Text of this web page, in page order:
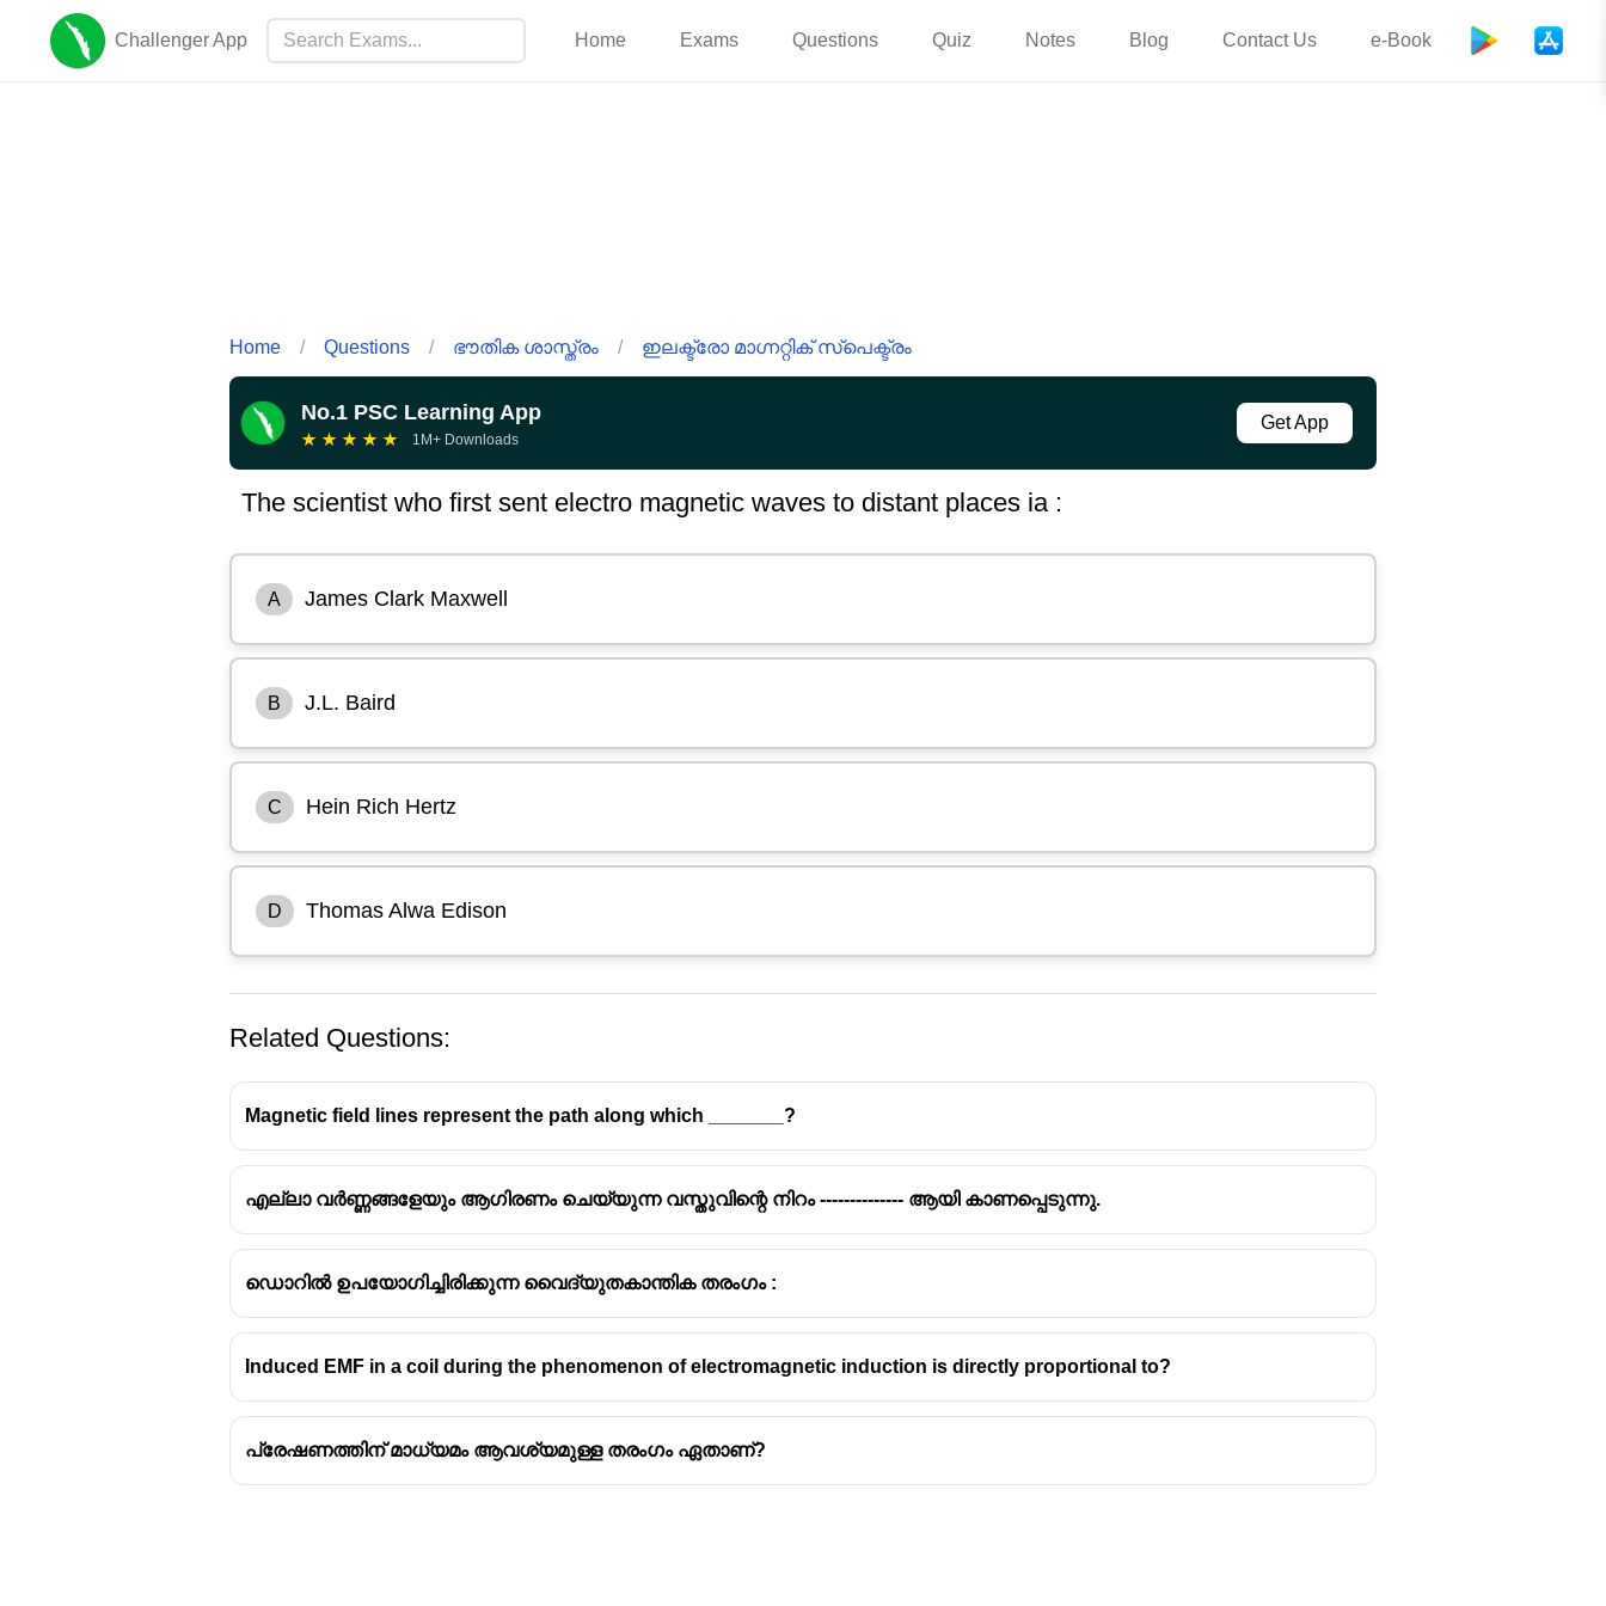
Challenger App Home Exams Questions Quiz Notes Blog Contact Us e-Book
Home / Questions / ഭൗതിക ശാസ്ത്രം / ഇലക്ട്രോ മാഗ്നറ്റിക് സ്പെക്ട്രം
No.1 PSC Learning App
★ ★ ★ ★ ★ 1M+ Downloads
Get App
The scientist who first sent electro magnetic waves to distant places ia :
A James Clark Maxwell
B J.L. Baird
C Hein Rich Hertz
D Thomas Alwa Edison
Related Questions:
Magnetic field lines represent the path along which _______?
എല്ലാ വർണ്ണങ്ങളേയും ആഗിരണം ചെയ്യുന്ന വസ്തുവിന്റെ നിറം -------------- ആയി കാണപ്പെടുന്നു.
ഡൊറിൽ ഉപയോഗിച്ചിരിക്കുന്ന വൈദ്യുതകാന്തിക തരംഗം :
Induced EMF in a coil during the phenomenon of electromagnetic induction is directly proportional to?
പ്രേഷണത്തിന് മാധ്യമം ആവശ്യമുള്ള തരംഗം ഏതാണ്?